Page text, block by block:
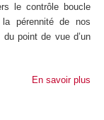
le contrôle boucle
pérennité de nos
point de vue d’un
En savoir plus